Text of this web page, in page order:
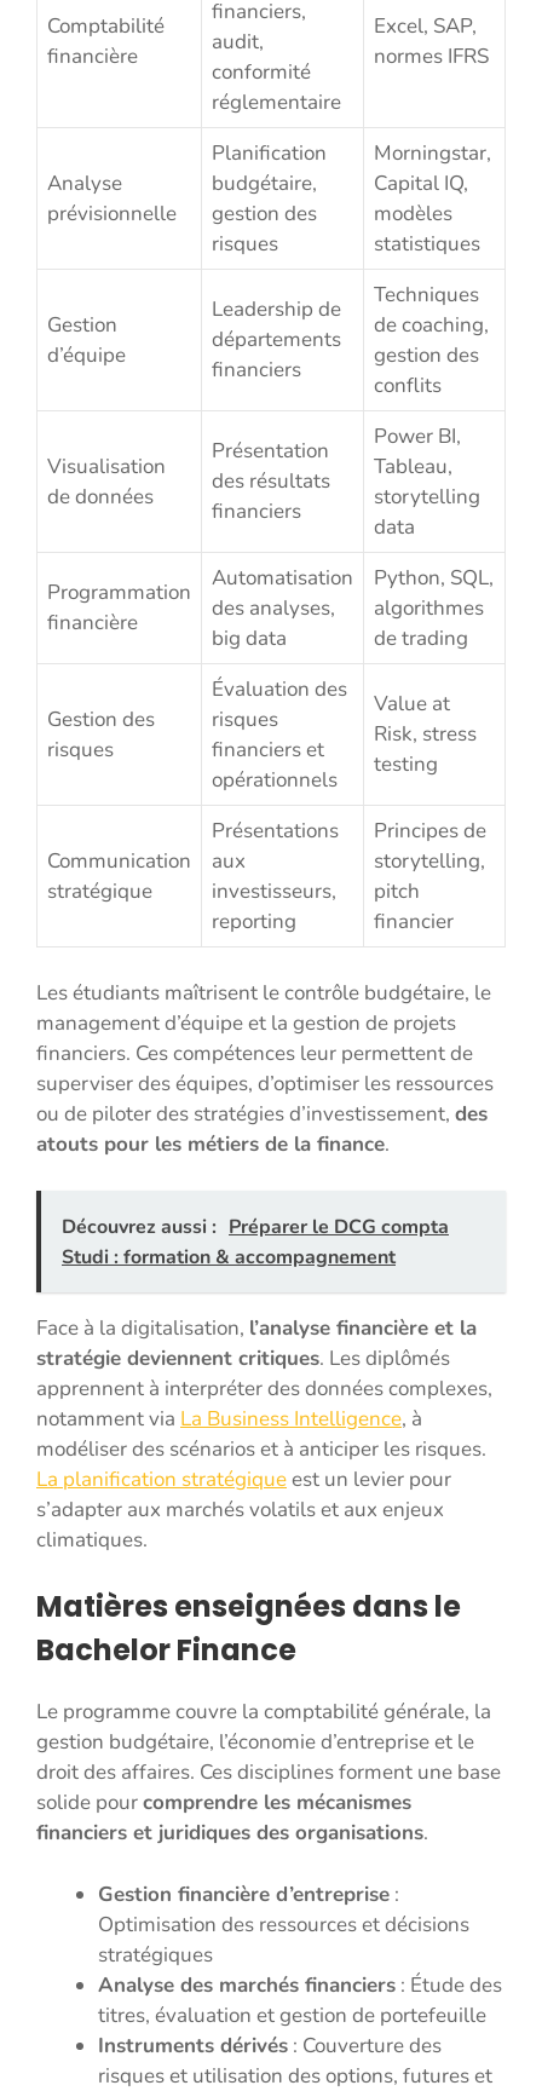
Comptabilité
financière
financiers,
audit,
conformité
réglementaire
Excel, SAP,
normes IFRS
Analyse
prévisionnelle
Planification
budgétaire,
gestion des
risques
Morningstar,
Capital IQ,
modèles
statistiques
Gestion
d’équipe
Leadership de
départements
financiers
Techniques
de coaching,
gestion des
conflits
Visualisation
de données
Présentation
des résultats
financiers
Power BI,
Tableau,
storytelling
data
Programmation
financière
Automatisation
des analyses,
big data
Python, SQL,
algorithmes
de trading
Gestion des
risques
Évaluation des
risques
financiers et
opérationnels
Value at
Risk, stress
testing
Communication
stratégique
Présentations
aux
investisseurs,
reporting
Principes de
storytelling,
pitch
financier
Les étudiants maîtrisent le contrôle budgétaire, le
management d’équipe et la gestion de projets
financiers. Ces compétences leur permettent de
superviser des équipes, d’optimiser les ressources
ou de piloter des stratégies d’investissement, des
atouts pour les métiers de la finance.
Découvrez aussi : Préparer le DCG compta
Studi : formation & accompagnement
Face à la digitalisation, l’analyse financière et la
stratégie deviennent critiques. Les diplômés
apprennent à interpréter des données complexes,
notamment via La Business Intelligence, à
modéliser des scénarios et à anticiper les risques.
La planification stratégiqueest un levier pour
s’adapter aux marchés volatils et aux enjeux
climatiques.
Matières enseignées dans le
Bachelor Finance
Le programme couvre la comptabilité générale, la
gestion budgétaire, l’économie d’entreprise et le
droit des affaires. Ces disciplines forment une base
solide pourcomprendre les mécanismes
financiers et juridiques des organisations.
Gestion financière d’entreprise :
Optimisation des ressources et décisions
stratégiques
Analyse des marchés financiers : Étude des
titres, évaluation et gestion de portefeuille
Instruments dérivés : Couverture des
risques et utilisation des options, futures et